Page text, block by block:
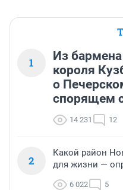
1
Из
короля
о
спорящем
14 231 12
2
Какой район
для жизни —
6 022 5